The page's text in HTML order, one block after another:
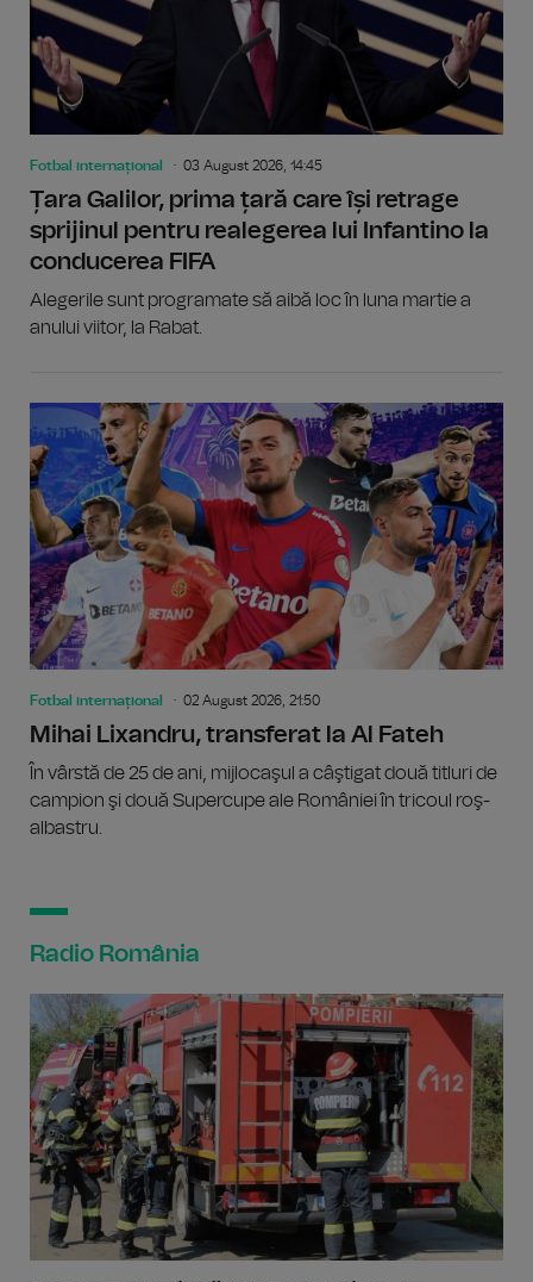
Fotbal internațional 03 August 2026, 14:45
Țara Galilor, prima țară care își retrage
sprijinul pentru realegerea lui Infantino la
conducerea FIFA
Alegerile sunt programate să aibă loc în luna martie a
anului viitor, la Rabat.
Fotbal internațional 02 August 2026, 21:50
Mihai Lixandru, transferat la Al Fateh
În vârstă de 25 de ani, mijlocaşul a câştigat două titluri de
campion şi două Supercupe ale României în tricoul roş-
albastru.
Radio România